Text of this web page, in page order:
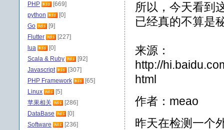
所以，今天看到
已经真的不算是
来源：
http://
html
作者：meao
昨天在检测一个
PHP
[669]
python
[0]
Go
[9]
Flutter
[227]
lua
[0]
Scala & Ruby
[92]
Javascript
[307]
PHP Framework
[65]
Linux
[5]
苹果相关
[286]
DataBase
[0]
Software
[236]